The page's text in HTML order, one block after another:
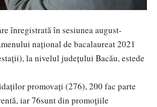
înregistrată în sesiunea august-
naţional de bacalaureat 2021
la nivelul judeţului Bacău, estede
promovați (276), 200 fac parte
iar 76sunt din promoţiile